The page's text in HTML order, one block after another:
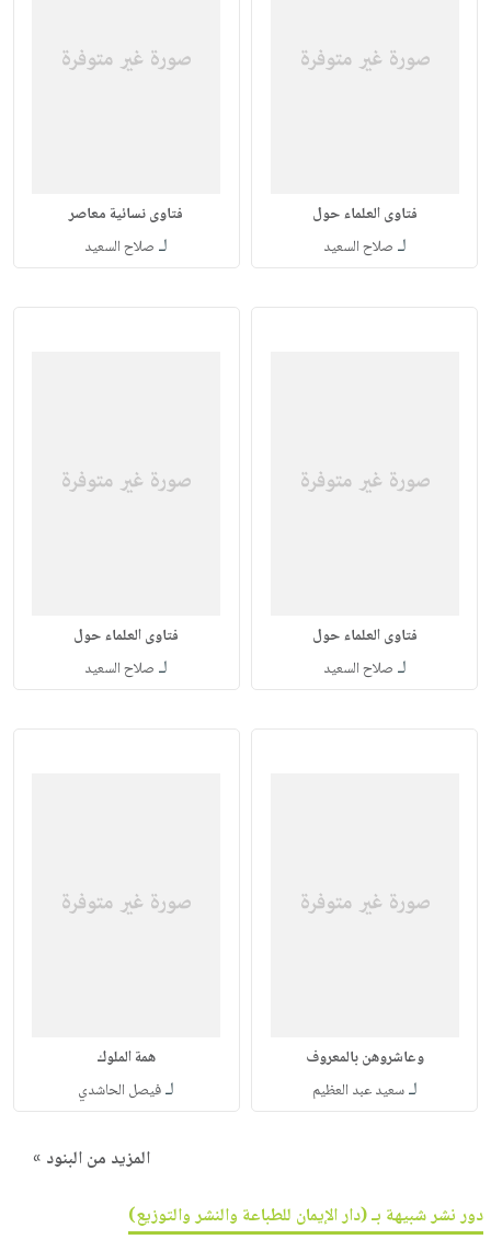
فتاوى العلماء حول
لـ صلاح السعيد
فتاوى نسائية معاصر
لـ صلاح السعيد
فتاوى العلماء حول
لـ صلاح السعيد
فتاوى العلماء حول
لـ صلاح السعيد
وعاشروهن بالمعروف
لـسعيد عبد العظيم
همة الملوك
لـفيصل الحاشدي
المزيد من البنود »
دور نشر شبيهة بـ (دار الإيمان للطباعة والنشر والتوزيع)